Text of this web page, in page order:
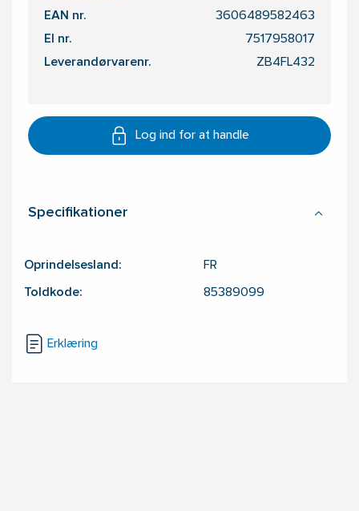
EAN nr. 3606489582463
El nr. 7517958017
Leverandørvarenr. ZB4FL432
Log ind for at handle
Specifikationer
Oprindelsesland: FR
Toldkode: 85389099
Erklæring